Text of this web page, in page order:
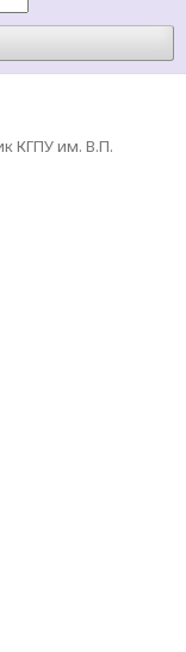
КГПУ им. В.П.